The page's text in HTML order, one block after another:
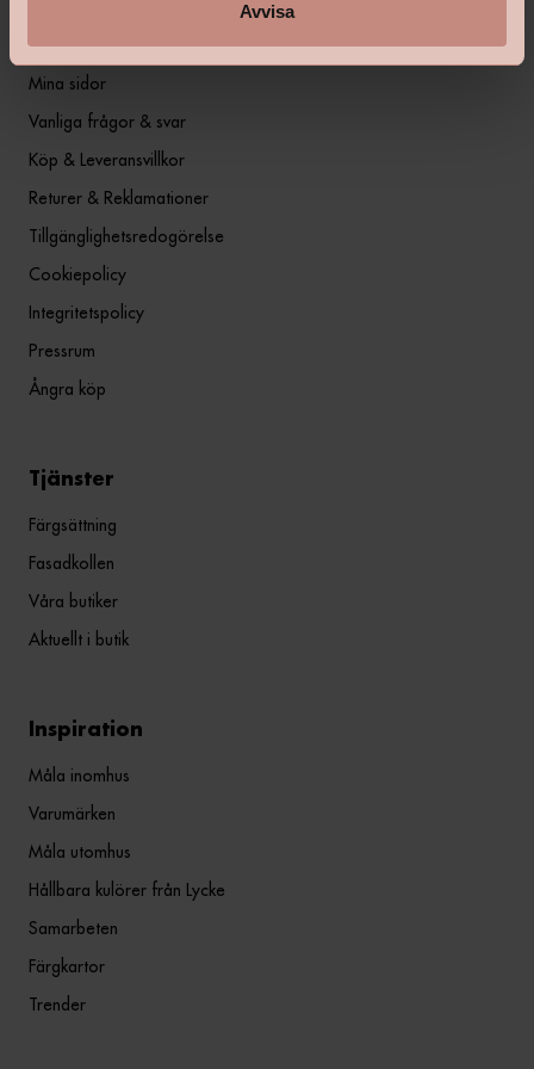
Avvisa
Mina sidor
Vanliga frågor & svar
Köp & Leveransvillkor
Returer & Reklamationer
Tillgänglighetsredogörelse
Cookiepolicy
Integritetspolicy
Pressrum
Ångra köp
Tjänster
Färgsättning
Fasadkollen
Våra butiker
Aktuellt i butik
Inspiration
Måla inomhus
Varumärken
Måla utomhus
Hållbara kulörer från Lycke
Samarbeten
Färgkartor
Trender